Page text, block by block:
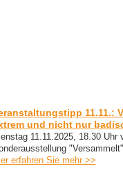
11.11.:
und nicht nur
11.11.2025, 18.30
erfahren Sie mehr >>